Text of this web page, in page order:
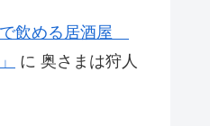
飲める居酒屋
に 奥さまは狩人